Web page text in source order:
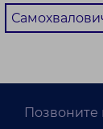
Позвоните